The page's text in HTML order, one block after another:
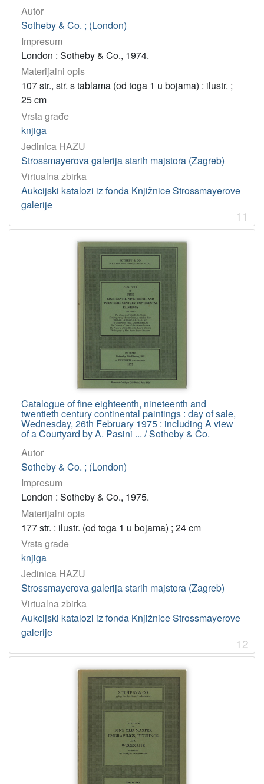
Autor
Sotheby & Co. ; (London)
Impresum
London : Sotheby & Co., 1974.
Materijalni opis
107 str., str. s tablama (od toga 1 u bojama) : ilustr. ;
25 cm
Vrsta građe
knjiga
Jedinica HAZU
Strossmayerova galerija starih majstora (Zagreb)
Virtualna zbirka
Aukcijski katalozi iz fonda Knjižnice Strossmayerove
galerije
11
Catalogue of fine eighteenth, nineteenth and
twentieth century continental paintings : day of sale,
Wednesday, 26th February 1975 : including A view
of a Courtyard by A. Pasini ... / Sotheby & Co.
Autor
Sotheby & Co. ; (London)
Impresum
London : Sotheby & Co., 1975.
Materijalni opis
177 str. : ilustr. (od toga 1 u bojama) ; 24 cm
Vrsta građe
knjiga
Jedinica HAZU
Strossmayerova galerija starih majstora (Zagreb)
Virtualna zbirka
Aukcijski katalozi iz fonda Knjižnice Strossmayerove
galerije
12